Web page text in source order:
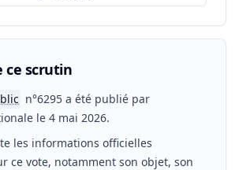
ce scrutin
n°6295 a été publié par
le 4 mai 2026.
les informations officielles
ce vote, notamment son objet, son